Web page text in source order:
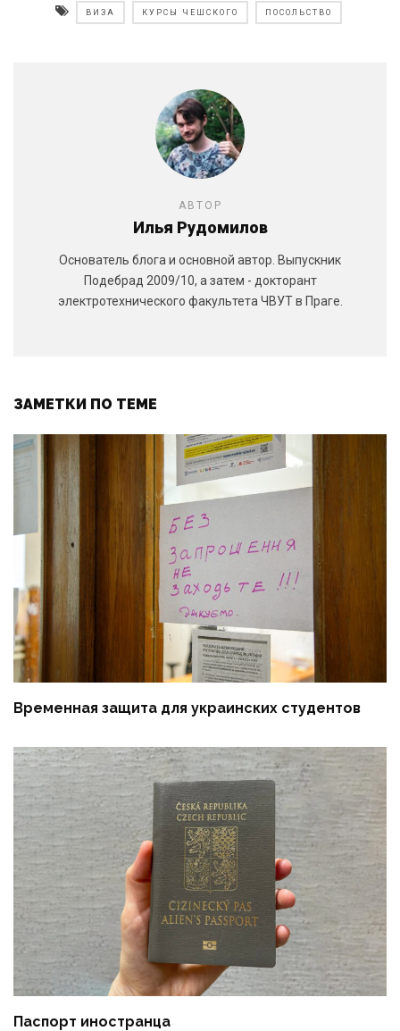
ВИЗА КУРСЫ ЧЕШСКОГО ПОСОЛЬСТВО
АВТОР
Илья Рудомилов
Основатель блога и основной автор. Выпускник
Подебрад 2009/10, а затем - докторант
электротехнического факультета ЧВУТ в Праге.
ЗАМЕТКИ ПО ТЕМЕ
Временная защита для украинских студентов
Паспорт иностранца